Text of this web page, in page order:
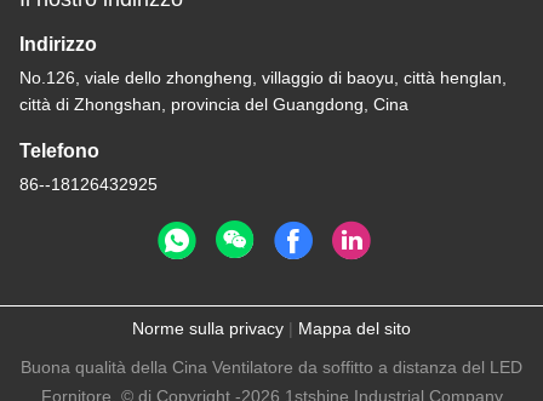
Indirizzo
No.126, viale dello zhongheng, villaggio di baoyu, città henglan,
città di Zhongshan, provincia del Guangdong, Cina
Telefono
86--18126432925
Norme sulla privacy | Mappa del sito
Buona qualità della Cina Ventilatore da soffitto a distanza del LED
Fornitore. © di Copyright -2026 1stshine Industrial Company